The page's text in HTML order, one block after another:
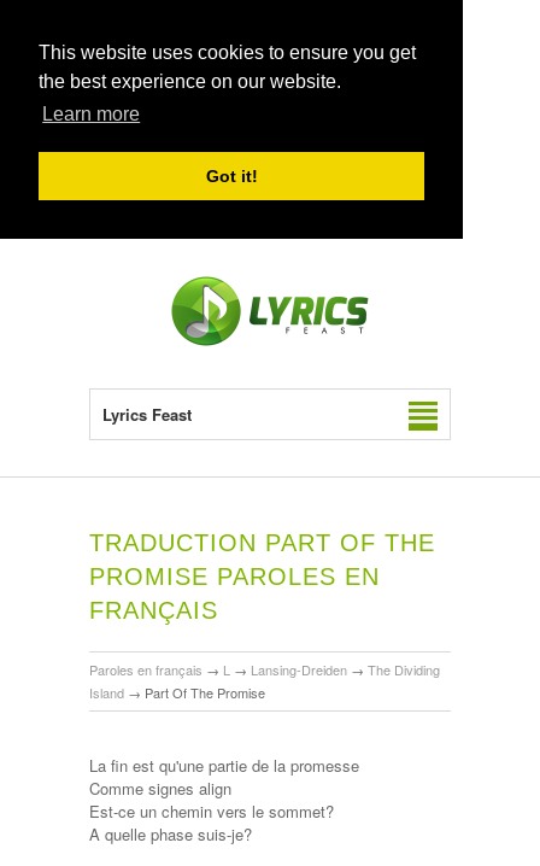
This website uses cookies to ensure you get
the best experience on our website.
Learn more
Got it!
Lyrics Feast
TRADUCTION PART OF THE
PROMISE PAROLES EN
FRANÇAIS
Paroles en français → L → Lansing-Dreiden → The Dividing
Island → Part Of The Promise
La fin est qu'une partie de la promesse
Comme signes align
Est-ce un chemin vers le sommet?
A quelle phase suis-je?